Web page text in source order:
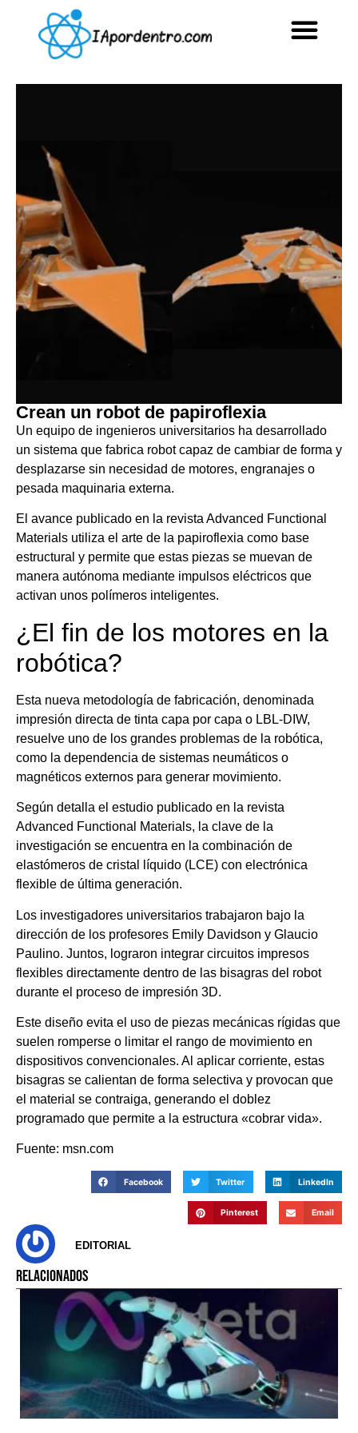
Crean un robot de papiroflexia
Un equipo de ingenieros universitarios ha desarrollado
un sistema que fabrica robot capaz de cambiar de forma y
desplazarse sin necesidad de motores, engranajes o
pesada maquinaria externa.
El avance publicado en la revista Advanced Functional
Materials utiliza el arte de la papiroflexia como base
estructural y permite que estas piezas se muevan de
manera autónoma mediante impulsos eléctricos que
activan unos polímeros inteligentes.
¿El fin de los motores en la
robótica?
Esta nueva metodología de fabricación, denominada
impresión directa de tinta capa por capa o LBL-DIW,
resuelve uno de los grandes problemas de la robótica,
como la dependencia de sistemas neumáticos o
magnéticos externos para generar movimiento.
Según detalla el estudio publicado en la revista
Advanced Functional Materials, la clave de la
investigación se encuentra en la combinación de
elastómeros de cristal líquido (LCE) con electrónica
flexible de última generación.
Los investigadores universitarios trabajaron bajo la
dirección de los profesores Emily Davidson y Glaucio
Paulino. Juntos, lograron integrar circuitos impresos
flexibles directamente dentro de las bisagras del robot
durante el proceso de impresión 3D.
Este diseño evita el uso de piezas mecánicas rígidas que
suelen romperse o limitar el rango de movimiento en
dispositivos convencionales. Al aplicar corriente, estas
bisagras se calientan de forma selectiva y provocan que
el material se contraiga, generando el doblez
programado que permite a la estructura «cobrar vida».
Fuente: msn.com
Facebook Twitter LinkedIn
Pinterest Email
EDITORIAL
RELACIONADOS